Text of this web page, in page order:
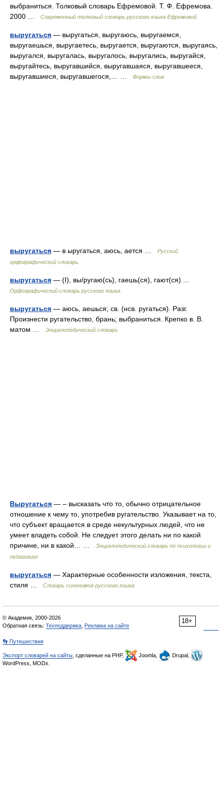
выбраниться. Толковый словарь Ефремовой. Т. Ф. Ефремова.
2000 …
Современный толковый словарь русского языка Ефремовой
выругаться — выругаться, выругаюсь, выругаемся,
выругаешься, выругаетесь, выругается, выругаются, выругаясь,
выругался, выругалась, выругалось, выругались, выругайся,
выругайтесь, выругавшийся, выругавшаяся, выругавшееся,
выругавшиеся, выругавшегося,… …
Формы слов
выругаться — в ыругаться, аюсь, ается …
Русский
орфографический словарь
выругаться — (I), вы/ругаю(сь), гаешь(ся), гают(ся) …
Орфографический словарь русского языка
выругаться — аюсь, аешься; св. (нсв. ругаться). Разг.
Произнести ругательство, брань; выбраниться. Крепко в. В.
матом …
Энциклопедический словарь
Выругаться — – высказать что то, обычно отрицательное
отношение к чему то, употребив ругательство. Указывает на то,
что субъект вращается в среде некультурных людей, что не
умеет владеть собой. Не следует этого делать ни по какой
причине, ни в какой… …
Энциклопедический словарь по психологии и
педагогике
выругаться — Характерные особенности изложения, текста,
стиля …
Словарь синонимов русского языка
18+
© Академик, 2000-2026
Обратная связь: Техподдержка Реклама на сайте
👣 Путешествия
Экспорт словарей на сайты , сделанные на PHP, Joomla,
Drupal,
WordPress, MODx.